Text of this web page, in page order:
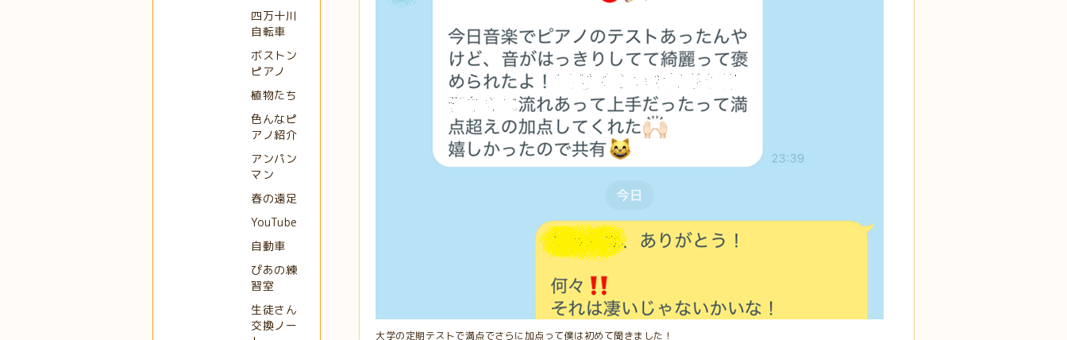
大学の定期テストで満点でさらに加点って僕は初めて聞きました！
四万十川
自転車
ボストン
ピアノ
植物たち
色んなピ
アノ紹介
アンパン
マン
春の遠足
YouTube
自動車
ぴあの練
習室
生徒さん
交換ノー